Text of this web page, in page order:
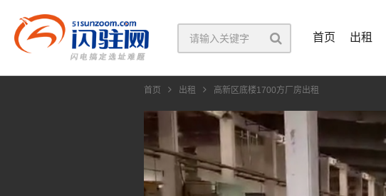
首页 出租
首页 出租 高新区底楼1700方厂房出租
视
频
播
放
器